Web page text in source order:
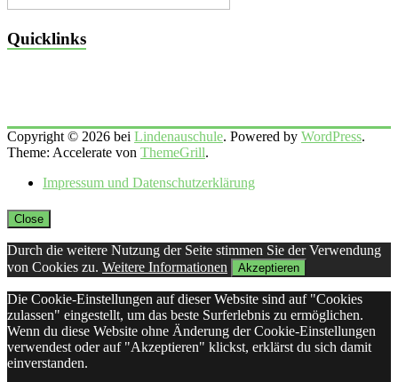
Quicklinks
Copyright © 2026 bei Lindenauschule. Powered by WordPress.
Theme: Accelerate von ThemeGrill.
Impressum und Datenschutzerklärung
Close
Durch die weitere Nutzung der Seite stimmen Sie der Verwendung
von Cookies zu. Weitere Informationen Akzeptieren
Die Cookie-Einstellungen auf dieser Website sind auf "Cookies
zulassen" eingestellt, um das beste Surferlebnis zu ermöglichen.
Wenn du diese Website ohne Änderung der Cookie-Einstellungen
verwendest oder auf "Akzeptieren" klickst, erklärst du sich damit
einverstanden.